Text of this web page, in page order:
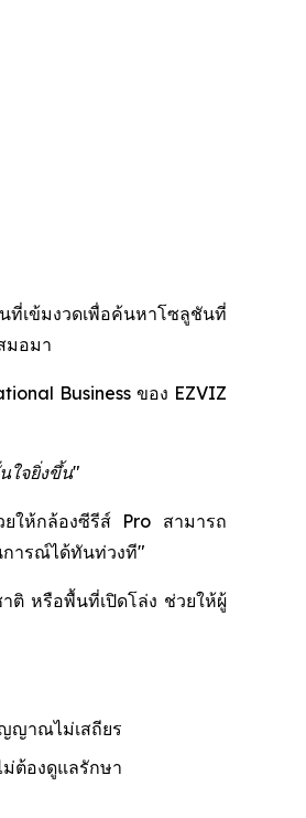
ที่เข้มงวดเพื่อค้นหาโซลูชันที่
มอมา
Business ของ EZVIZ
ใจยิ่งขึ้น"
ยให้กล้องซีรีส์ Pro สามารถ
การณ์ได้ทันท่วงที"
ติ หรือพื้นที่เปิดโล่ง ช่วยให้ผู้
ญาณไม่เสถียร
ต้องดูแลรักษา